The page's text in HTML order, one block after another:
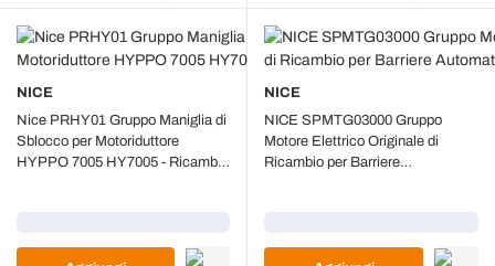
NICE
Nice PRHY01 Gruppo Maniglia di
Sblocco per Motoriduttore
HYPPO 7005 HY7005 - Ricambio
NICE
NICE SPMTG03000 Gruppo
Motore Elettrico Originale di
Ricambio per Barriere